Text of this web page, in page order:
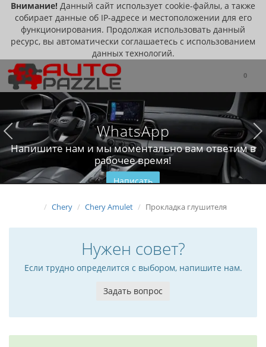
Внимание! Данный сайт использует cookie-файлы, а также
собирает данные об IP-адресе и местоположении для его
функционирования. Продолжая использовать данный
ресурс, вы автоматически соглашаетесь с использованием
данных технологий.
0
WhatsApp
Напишите нам и мы моментально вам ответим в
рабочее время!
Написать
Chery Chery Amulet Прокладка глушителя
Нужен совет?
Если трудно определится с выбором, напишите нам.
Задать вопрос